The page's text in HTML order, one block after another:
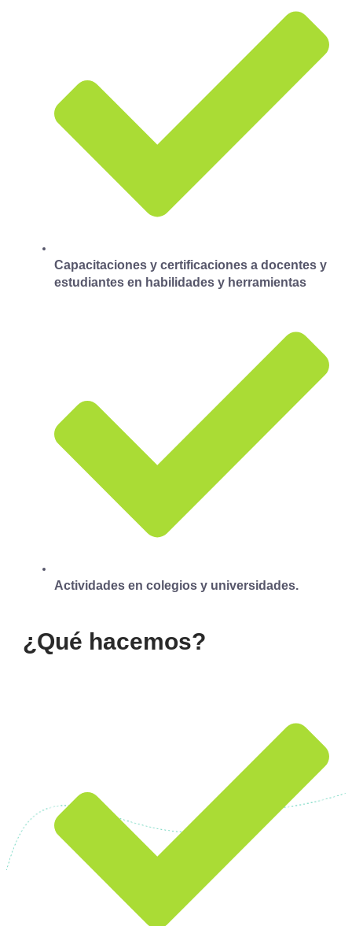
Capacitaciones y certificaciones a docentes y
estudiantes en habilidades y herramientas
Actividades en colegios y universidades.
¿Qué hacemos?